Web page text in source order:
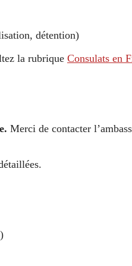
détention)
la rubrique Consulats en
Merci de contacter